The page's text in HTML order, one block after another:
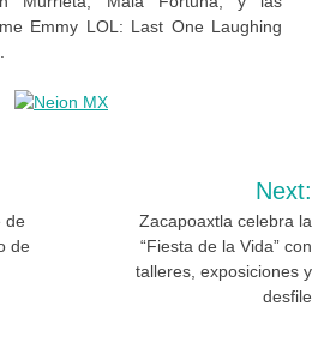
Emmy LOL: Last One Laughing
de
de
Next:
Zacapoaxtla celebra la
“Fiesta de la Vida” con
talleres, exposiciones y
desfile